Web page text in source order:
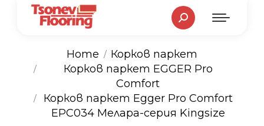
Search:
You are here:
Home
Корков паркет
Корков паркет EGGER Pro
Comfort
Корков паркет Egger Pro Comfort
EPC034 Мелара-серия Kingsize